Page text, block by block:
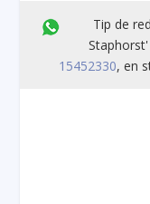
Tip de
15452330, en